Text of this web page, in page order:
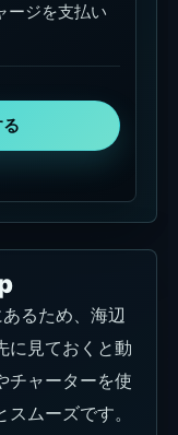
ージを支払い
るため、海辺
に見ておくと動
チャーターを使
ムーズです。